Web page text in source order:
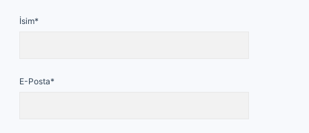
İsim*
E-Posta*